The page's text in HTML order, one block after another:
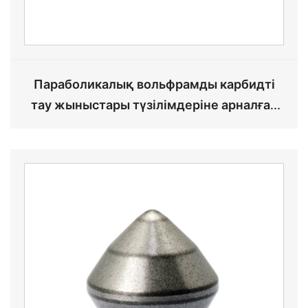
Параболикалық вольфрамды карбидті
тау жыныстары түзілімдеріне арналған